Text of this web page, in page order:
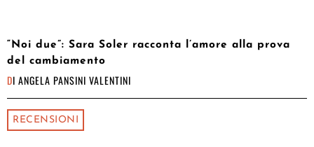
“Noi due”: Sara Soler racconta l’amore alla prova
del cambiamento
DI ANGELA PANSINI VALENTINI
RECENSIONI